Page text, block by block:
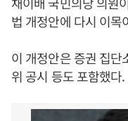
법 개정안에 다시 이목
이 개정안은 증권 집단
위 공시 등도 포함했다.